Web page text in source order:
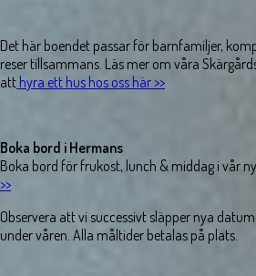
Det här boendet passar för barnfamiljer,
reser tillsammans. Läs mer om våra
att hyra ett hus hos oss här >>
Boka bord i Hermans
Boka bord för frukost, lunch & middag i vår
>>
Observera att vi successivt släpper nya
under våren. Alla måltider betalas på plats.